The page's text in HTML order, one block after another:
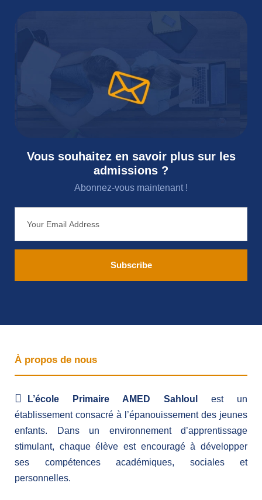
Vous souhaitez en savoir plus sur les
admissions ?
Abonnez-vous maintenant !​
À propos de nous
L’école Primaire AMED Sahloul
est un
établissement consacré à l’épanouissement des jeunes
enfants. Dans un environnement d’apprentissage
stimulant, chaque élève est encouragé à développer
ses compétences académiques, sociales et
personnelles.